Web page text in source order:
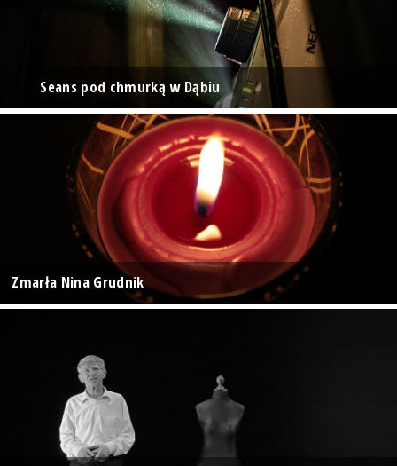
Seans pod chmurką w Dąbiu
Zmarła Nina Grudnik